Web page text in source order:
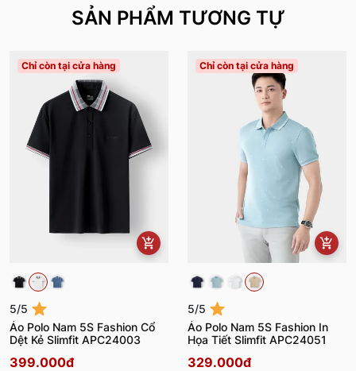
SẢN PHẨM TƯƠNG TỰ
Chỉ còn tại cửa hàng
5/5
Áo Polo Nam 5S Fashion Cổ
Dệt Kẻ Slimfit APC24003
399.000đ
Chỉ còn tại cửa hàng
5/5
Áo Polo Nam 5S Fashion In
Họa Tiết Slimfit APC24051
329.000đ